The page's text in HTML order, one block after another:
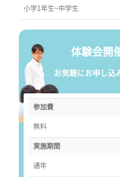
小学1年生~中学生
体験会開
お気軽にお申し込
参加費
無料
実施期間
通年